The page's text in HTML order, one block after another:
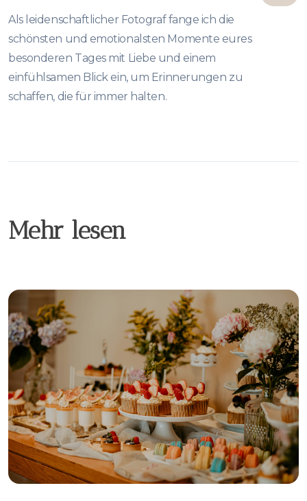
Als leidenschaftlicher Fotograf fange ich die
schönsten und emotionalsten Momente eures
besonderen Tages mit Liebe und einem
einfühlsamen Blick ein, um Erinnerungen zu
schaffen, die für immer halten.
Mehr lesen